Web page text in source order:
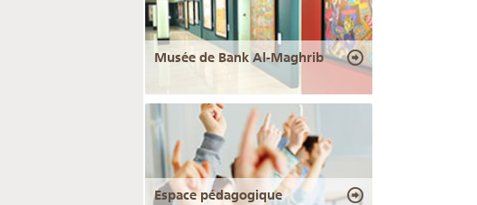
Musée de Bank Al-Maghrib
Espace pédagogique